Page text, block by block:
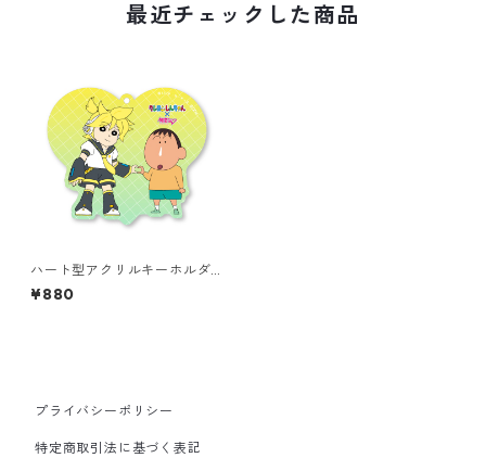
最近チェックした商品
ハート型アクリルキーホルダ
ー 鏡音レンとボーちゃん
¥880
プライバシーポリシー
特定商取引法に基づく表記